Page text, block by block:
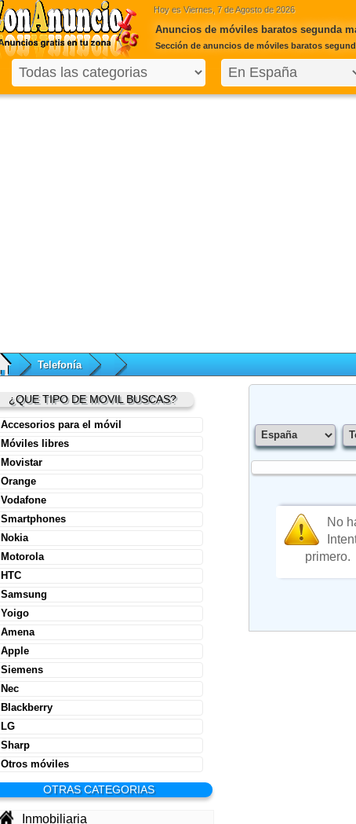
Hoy es Viernes, 7 de Agosto de 2026
Anuncios de móviles baratos segunda
Sección de anuncios de móviles baratos
Telefonía
¿QUE TIPO DE MOVIL BUSCAS?
Accesorios para el móvil
Móviles libres
Movistar
Orange
Vodafone
Smartphones
Nokia
Motorola
HTC
Samsung
Yoigo
Amena
Apple
Siemens
Nec
Blackberry
LG
Sharp
Otros móviles
OTRAS CATEGORIAS
Inmobiliaria
No
primero.